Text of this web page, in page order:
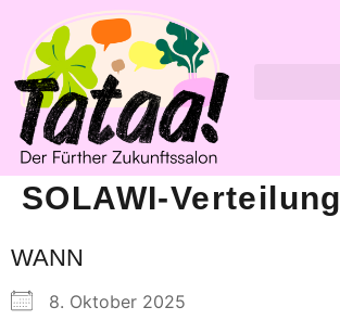
SOLAWI-Verteilung
WANN
8. Oktober 2025